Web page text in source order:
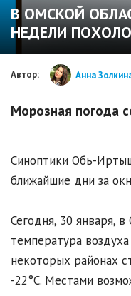
В ОМСКОЙ
НЕДЕЛИ
Автор: Анна
Морозная погода
Синоптики Обь-
ближайшие дни за
Сегодня, 30 января,
температура
некоторых районах
-22°C. Местами